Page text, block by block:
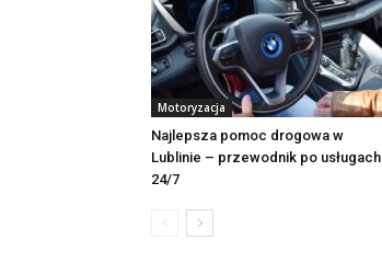
Motoryzacja
Najlepsza pomoc drogowa w
Lublinie – przewodnik po usługach
24/7